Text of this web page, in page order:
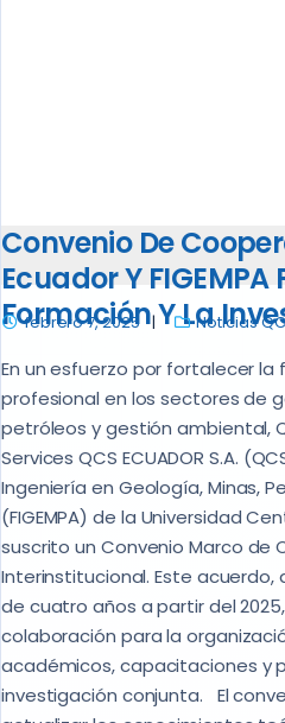
Convenio De
Ecuador Y
Formación Y La
febrero 7, 2025 Noticias
En un esfuerzo por fortalecer
profesional en los sectores de
petróleos y gestión ambiental,
Services QCS ECUADOR S.A.
Ingeniería en Geología, Minas,
(FIGEMPA) de la Universidad
suscrito un Convenio Marco de
Interinstitucional. Este
de cuatro años a partir del
colaboración para la
académicos, capacitaciones y
investigación conjunta. El